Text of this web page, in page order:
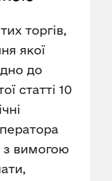
торгів,
якої
до
статті 10
з вимогою